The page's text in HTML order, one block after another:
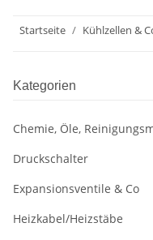
Startseite Kühlzellen &
Kategorien
Chemie, Öle,
Druckschalter
Expansionsventile & Co
Heizkabel/Heizstäbe